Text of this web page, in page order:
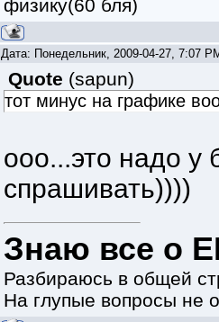
физику(60 бля)
Дата: Понедельник, 2009-04-27, 7:07
Quote (sapun)
тот минус на графике
ооо...это надо у
спрашивать))))
Знаю все о
Разбираюсь в общей
На глупые вопросы не